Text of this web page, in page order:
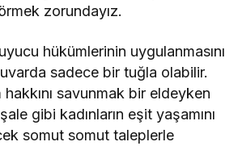
zorundayız.
hükümlerinin uygulanmasını
sadece bir tuğla olabilir.
hakkını savunmak bir eldeyken
gibi kadınların eşit yaşamını
somut somut taleplerle